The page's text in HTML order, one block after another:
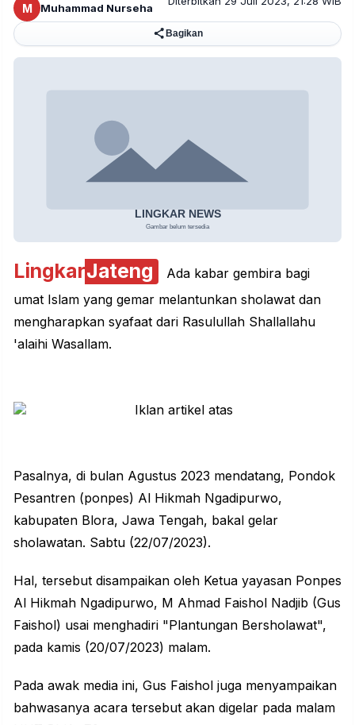
M Muhammad Nurseha
Bagikan
LingkarJateng
Ada kabar gembira bagi
umat Islam yang gemar melantunkan sholawat dan
mengharapkan syafaat dari Rasulullah Shallallahu
'alaihi Wasallam.
Pasalnya, di bulan Agustus 2023 mendatang, Pondok
Pesantren (ponpes) Al Hikmah Ngadipurwo,
kabupaten Blora, Jawa Tengah, bakal gelar
sholawatan. Sabtu (22/07/2023).
Hal, tersebut disampaikan oleh Ketua yayasan Ponpes
Al Hikmah Ngadipurwo, M Ahmad Faishol Nadjib (Gus
Faishol) usai menghadiri "Plantungan Bersholawat",
pada kamis (20/07/2023) malam.
Pada awak media ini, Gus Faishol juga menyampaikan
bahwasanya acara tersebut akan digelar pada malam